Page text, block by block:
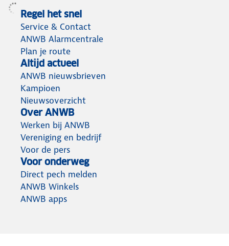
Regel het snel
Service & Contact
ANWB Alarmcentrale
Plan je route
Altijd actueel
ANWB nieuwsbrieven
Kampioen
Nieuwsoverzicht
Over ANWB
Werken bij ANWB
Vereniging en bedrijf
Voor de pers
Voor onderweg
Direct pech melden
ANWB Winkels
ANWB apps